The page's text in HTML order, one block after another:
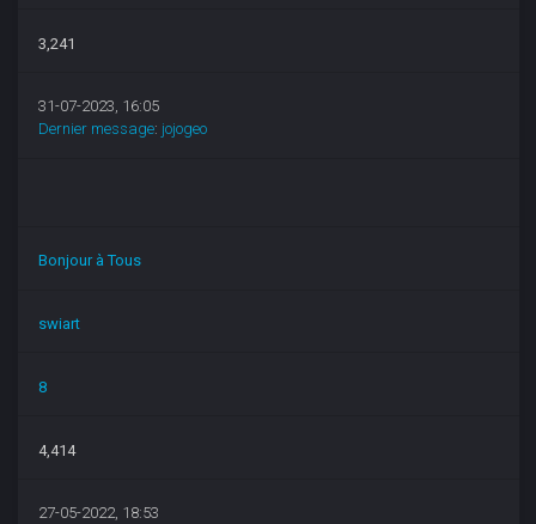
3,241
31-07-2023, 16:05
Dernier message: jojogeo
Bonjour à Tous
swiart
8
4,414
27-05-2022, 18:53